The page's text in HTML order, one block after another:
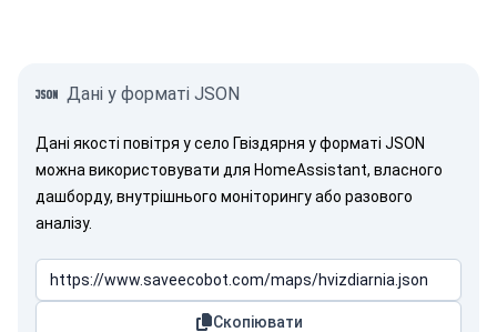
Дані у форматі JSON
Дані якості повітря у село Гвіздярня у форматі JSON
можна використовувати для HomeAssistant, власного
дашборду, внутрішнього моніторингу або разового
аналізу.
Скопіювати